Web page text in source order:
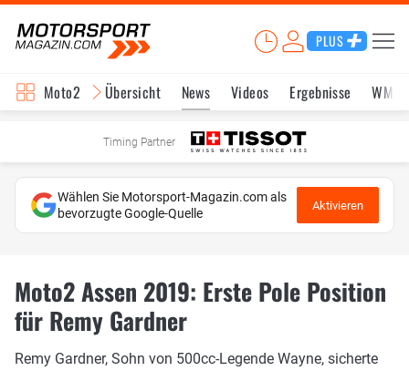
PLUS
Moto2 Übersicht News Videos Ergebnisse WM-
Timing Partner
Wählen Sie Motorsport-Magazin.com als
bevorzugte Google-Quelle
Aktivieren
Moto2 Assen 2019: Erste Pole Position
für Remy Gardner
Remy Gardner, Sohn von 500cc-Legende Wayne, sicherte